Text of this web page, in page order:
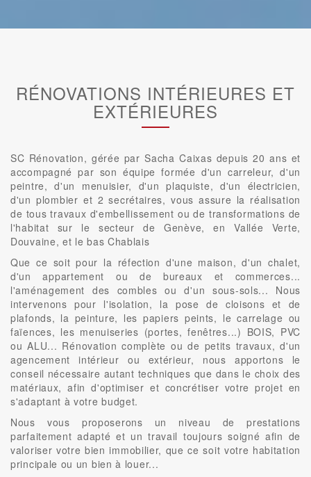
RÉNOVATIONS INTÉRIEURES ET
EXTÉRIEURES
SC Rénovation, gérée par Sacha Caixas depuis 20 ans et
accompagné par son équipe formée d'un carreleur, d'un
peintre, d'un menuisier, d'un plaquiste, d'un électricien,
d'un plombier et 2 secrétaires, vous assure la réalisation
de tous travaux d'embellissement ou de transformations de
l'habitat sur le secteur de Genève, en Vallée Verte,
Douvaine, et le bas Chablais
Que ce soit pour la réfection d'une maison, d'un chalet,
d'un appartement ou de bureaux et commerces...
l'aménagement des combles ou d'un sous-sols... Nous
intervenons pour l'isolation, la pose de cloisons et de
plafonds, la peinture, les papiers peints, le carrelage ou
faïences, les menuiseries (portes, fenêtres...) BOIS, PVC
ou ALU... Rénovation complète ou de petits travaux, d'un
agencement intérieur ou extérieur, nous apportons le
conseil nécessaire autant techniques que dans le choix des
matériaux, afin d'optimiser et concrétiser votre projet en
s'adaptant à votre budget.
Nous vous proposerons un niveau de prestations
parfaitement adapté et un travail toujours soigné afin de
valoriser votre bien immobilier, que ce soit votre habitation
principale ou un bien à louer...